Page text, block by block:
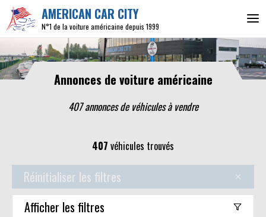
AMERICAN CAR CITY
N°1 de la voiture américaine depuis 1999
Annonces de voiture américaine
407 annonces de véhiculesà vendre
407 véhicules trouvés
Réinitialiser les filtres
Afficher les filtres